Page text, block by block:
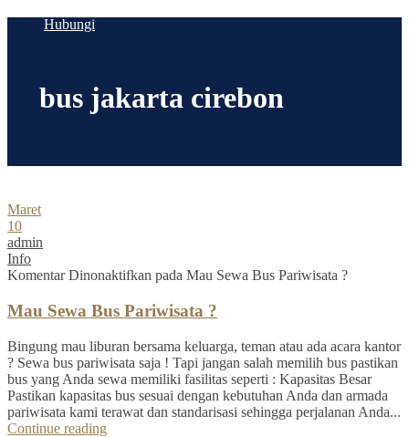
Hubungi
bus jakarta cirebon
Maret
10
admin
Info
Komentar Dinonaktifkan pada Mau Sewa Bus Pariwisata ?
Mau Sewa Bus Pariwisata ?
Bingung mau liburan bersama keluarga, teman atau ada acara kantor
? Sewa bus pariwisata saja ! Tapi jangan salah memilih bus pastikan
bus yang Anda sewa memiliki fasilitas seperti : Kapasitas Besar
Pastikan kapasitas bus sesuai dengan kebutuhan Anda dan armada
pariwisata kami terawat dan standarisasi sehingga perjalanan Anda...
Continue reading